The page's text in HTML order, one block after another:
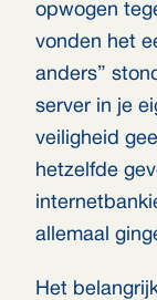
opwogen
vonden het
anders”
server in je
veiligheid
hetzelfde
allemaal
Het